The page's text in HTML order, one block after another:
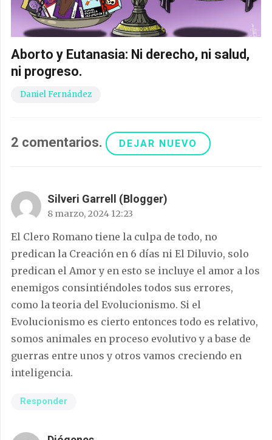
Aborto y Eutanasia: Ni derecho, ni salud,
ni progreso.
Daniel Fernández
2 comentarios. DEJAR NUEVO
Silveri Garrell (Blogger)
8 marzo, 2024 12:23
El Clero Romano tiene la culpa de todo, no
predican la Creación en 6 días ni El Diluvio, solo
predican el Amor y en esto se incluye el amor a los
enemigos consintiéndoles todos sus errores,
como la teoria del Evolucionismo. Si el
Evolucionismo es cierto entonces todo es relativo,
somos animales en proceso evolutivo y a base de
guerras entre unos y otros vamos creciendo en
inteligencia.
Responder